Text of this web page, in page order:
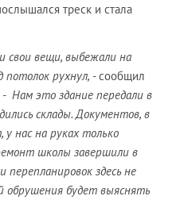
треск и стала
свои вещи, выбежали на
потолок рухнул, - сообщил
- Нам это здание передали в
склады. Документов, в
у нас на руках только
школы завершили в
перепланировок здесь не
обрушения будет выяснять